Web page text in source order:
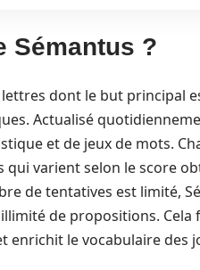
Sémantus ?
dont le but principal
Actualisé
et de jeux de mots.
qui varient selon le score
de tentatives est limité,
de propositions.
enrichit le vocabulaire des